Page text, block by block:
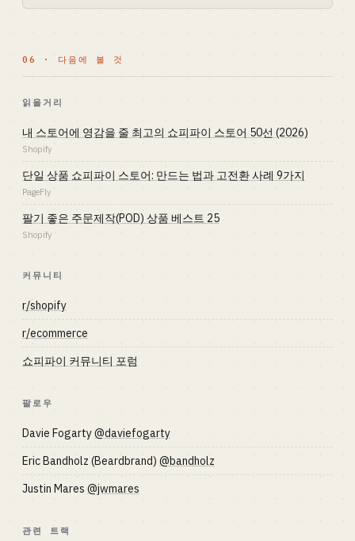
06 · 다음에 볼 것
읽을거리
내 스토어에 영감을 줄 최고의 쇼피파이 스토어 50선 (2026)
Shopify
단일 상품 쇼피파이 스토어: 만드는 법과 고전환 사례 9가지
PageFly
팔기 좋은 주문제작(POD) 상품 베스트 25
Shopify
커뮤니티
r/shopify
r/ecommerce
쇼피파이 커뮤니티 포럼
팔로우
Davie Fogarty@daviefogarty
Eric Bandholz (Beardbrand) @bandholz
Justin Mares @jwmares
관련 트랙